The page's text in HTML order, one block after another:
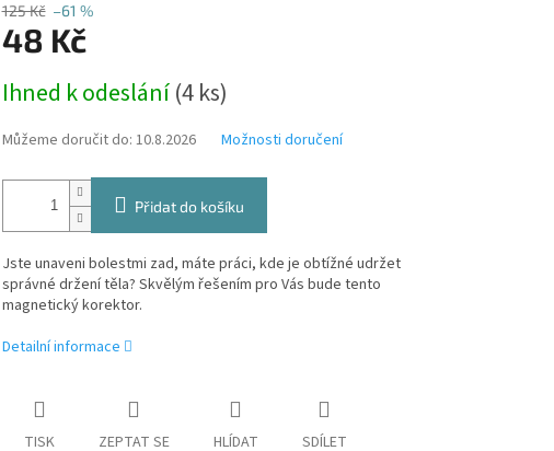
125 Kč –61 %
48 Kč
cena:
Ihned k odeslání(4 ks)
Můžeme doručit do: 10.8.2026 Možnosti doručení
Přidat do košíku
Jste unaveni bolestmi zad, máte práci, kde je obtížné udržet
správné držení těla? Skvělým řešením pro Vás bude tento
magnetický korektor.
Detailní informace
TISK ZEPTAT SE HLÍDAT SDÍLET